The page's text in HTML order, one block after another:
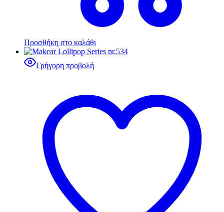
Προσθήκη στο καλάθι
Γρήγορη προβολή